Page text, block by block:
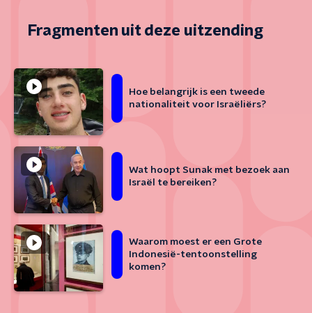
Fragmenten uit deze uitzending
Hoe belangrijk is een tweede
nationaliteit voor Israëliërs?
Wat hoopt Sunak met bezoek aan
Israël te bereiken?
Waarom moest er een Grote
Indonesië-tentoonstelling
komen?